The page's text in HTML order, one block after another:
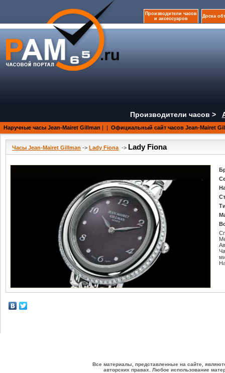
Производители часов
и аксессуаров
Доска
Производители часов >
Наручные часы Jean-Mairet Gillman | | Официальный сайт часов Jean-Mairet
Часы Jean-Mairet Gillman -> Lady Fiona -> Lady Fiona
Все материалы, представленные на сайте,
авторских правах. Любое использование